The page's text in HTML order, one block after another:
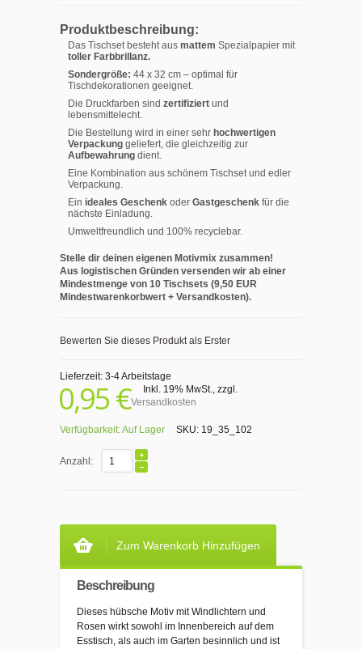
Produktbeschreibung:
Das Tischset besteht aus mattem Spezialpapier mit
toller Farbbrillanz.
Sondergröße: 44 x 32 cm – optimal für
Tischdekorationen geeignet.
Die Druckfarben sind zertifiziert und
lebensmittelecht.
Die Bestellung wird in einer sehr hochwertigen
Verpackung geliefert, die gleichzeitig zur
Aufbewahrung dient.
Eine Kombination aus schönem Tischset und edler
Verpackung.
Ein ideales Geschenk oder Gastgeschenk für die
nächste Einladung.
Umweltfreundlich und 100% recyclebar.
Stelle dir deinen eigenen Motivmix zusammen!
Aus logistischen Gründen versenden wir ab einer
Mindestmenge von 10 Tischsets (9,50 EUR
Mindestwarenkorbwert + Versandkosten).
Bewerten Sie dieses Produkt als Erster
Lieferzeit: 3-4 Arbeitstage
0,95 € Inkl. 19% MwSt., zzgl.
Versandkosten
Verfügbarkeit:Auf Lager SKU: 19_35_102
Anzahl:
Zum Warenkorb Hinzufügen
Beschreibung
Dieses hübsche Motiv mit Windlichtern und
Rosen wirkt sowohl im Innenbereich auf dem
Esstisch, als auch im Garten besinnlich und ist